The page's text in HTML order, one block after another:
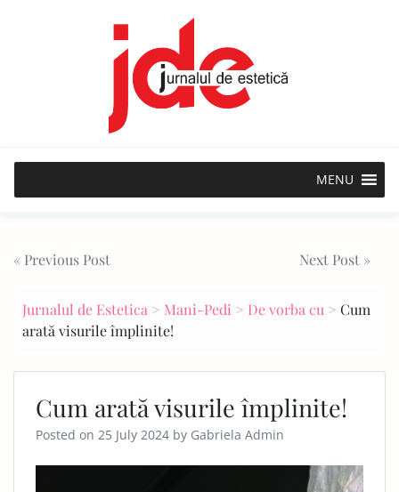
MENU
Post
navigation
« Previous Post Next Post »
Jurnalul de Estetica > Mani-Pedi > De vorba cu > Cum
arată visurile împlinite!
Cum arată visurile împlinite!
Posted on 25 July 2024 by Gabriela Admin